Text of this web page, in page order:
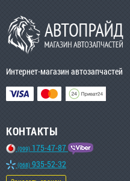
Интернет-магазин автозапчастей
КОНТАКТЫ
(099) 175-47-87
(068) 935-52-32